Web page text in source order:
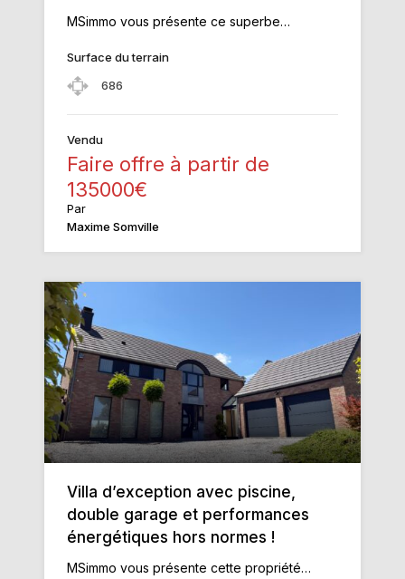
MSimmo vous présente ce superbe…
Surface du terrain
686
Vendu
Faire offre à partir de
135000€
Par
Maxime Somville
Villa d’exception avec piscine,
double garage et performances
énergétiques hors normes !
MSimmo vous présente cette propriété…